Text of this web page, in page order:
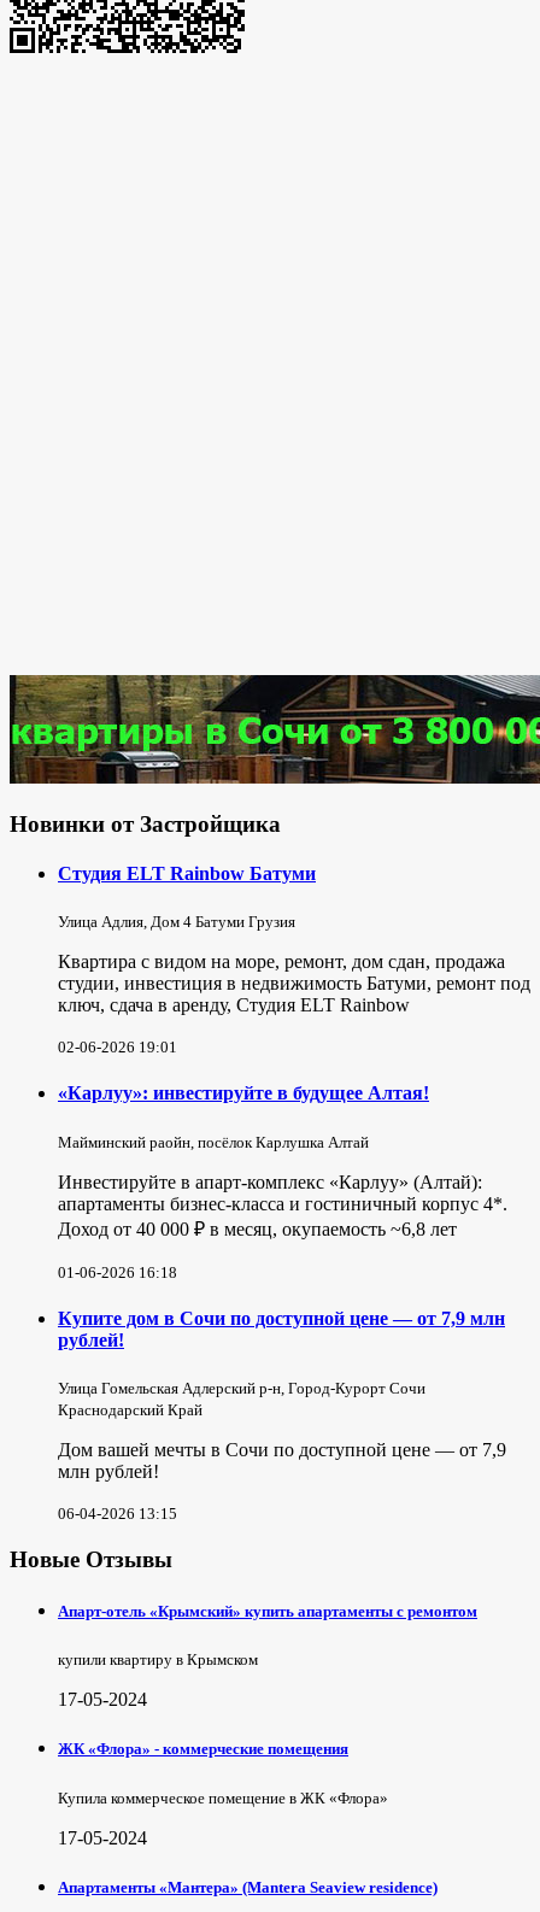
Новинки от Застройщика
Студия ELT Rainbow Батуми
Улица Адлия, Дом 4 Батуми Грузия
Квартира с видом на море, ремонт, дом сдан, продажа
студии, инвестиция в недвижимость Батуми, ремонт под
ключ, сдача в аренду, Студия ELT Rainbow
02-06-2026 19:01
«Карлуу»: инвестируйте в будущее Алтая!
Майминский раойн, посёлок Карлушка Алтай
Инвестируйте в апарт-комплекс «Карлуу» (Алтай):
апартаменты бизнес-класса и гостиничный корпус 4*.
Доход от 40 000 ₽ в месяц, окупаемость ~6,8 лет
01-06-2026 16:18
Купите дом в Сочи по доступной цене — от 7,9 млн
рублей!
Улица Гомельская Адлерский р-н, Город-Курорт Сочи
Краснодарский Край
Дом вашей мечты в Сочи по доступной цене — от 7,9
млн рублей!
06-04-2026 13:15
Новые Отзывы
Апарт-отель «Крымский» купить апартаменты с ремонтом
купили квартиру в Крымском
17-05-2024
ЖК «Флора» - коммерческие помещения
Купила коммерческое помещение в ЖК «Флора»
17-05-2024
Апартаменты «Мантера» (Mantera Seaview rеsidence)